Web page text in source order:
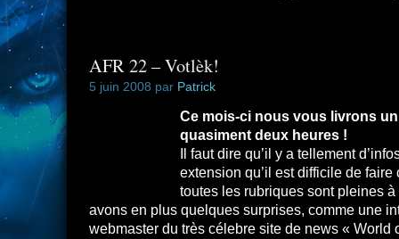
AFR 22 – Votlèk!
5 juin 2008 par Patrick
Ce mois-ci nous vous livrons
quasiment deux heures !
Il faut dire qu’il y a tellement
extension qu’il est difficile de
toutes les rubriques sont pleines
avons en plus quelques surprises, comme une
webmaster du très célebre site de news « World